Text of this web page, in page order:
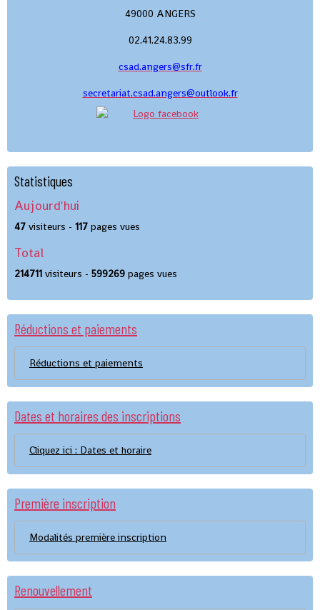
49000 ANGERS
02.41.24.83.99
csad.angers@sfr.fr
secretariat.csad.angers@outlook.fr
Statistiques
Aujourd'hui
47 visiteurs - 117 pages vues
Total
214711 visiteurs - 599269 pages vues
Réductions et paiements
Réductions et paiements
Dates et horaires des inscriptions
Cliquez ici : Dates et horaire
Première inscription
Modalités première inscription
Renouvellement